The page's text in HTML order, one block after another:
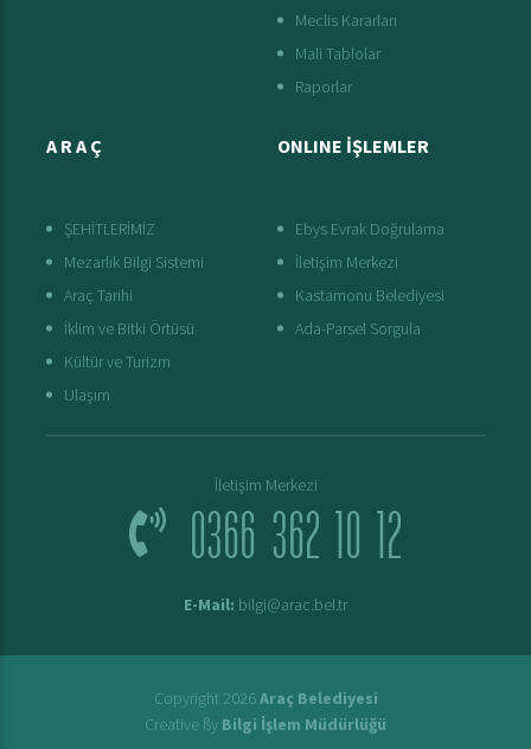
Meclis Kararları
Mali Tablolar
Raporlar
A R A Ç
ŞEHİTLERİMİZ
Mezarlık Bilgi Sistemi
Araç Tarihi
İklim ve Bitki Örtüsü
Kültür ve Turizm
Ulaşım
ONLINE İŞLEMLER
Ebys Evrak Doğrulama
İletişim Merkezi
Kastamonu Belediyesi
Ada-Parsel Sorgula
İletişim Merkezi
0366 362 10 12
E-Mail: bilgi@arac.bel.tr
Copyright 2026Araç Belediyesi
Creative ßy Bilgi İşlem Müdürlüğü